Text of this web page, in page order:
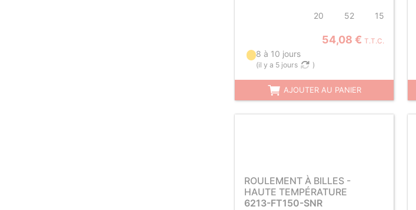
20 52 15
54,08 € T.T.C.
8 à 10 jours
(il y a 5 jours )
AJOUTER AU PANIER
ROULEMENT À BILLES -
HAUTE TEMPÉRATURE
6213-FT150-SNR